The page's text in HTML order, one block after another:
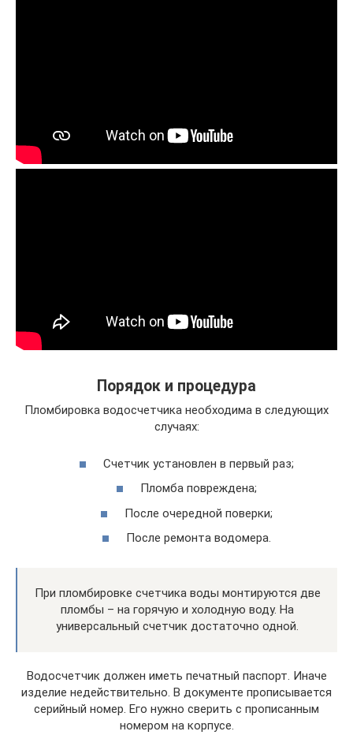
Порядок и процедура
Пломбировка водосчетчика необходима в следующих
случаях:
Счетчик установлен в первый раз;
Пломба повреждена;
После очередной поверки;
После ремонта водомера.
При пломбировке счетчика воды монтируются две
пломбы – на горячую и холодную воду. На
универсальный счетчик достаточно одной.
Водосчетчик должен иметь печатный паспорт. Иначе
изделие недействительно. В документе прописывается
серийный номер. Его нужно сверить с прописанным
номером на корпусе.